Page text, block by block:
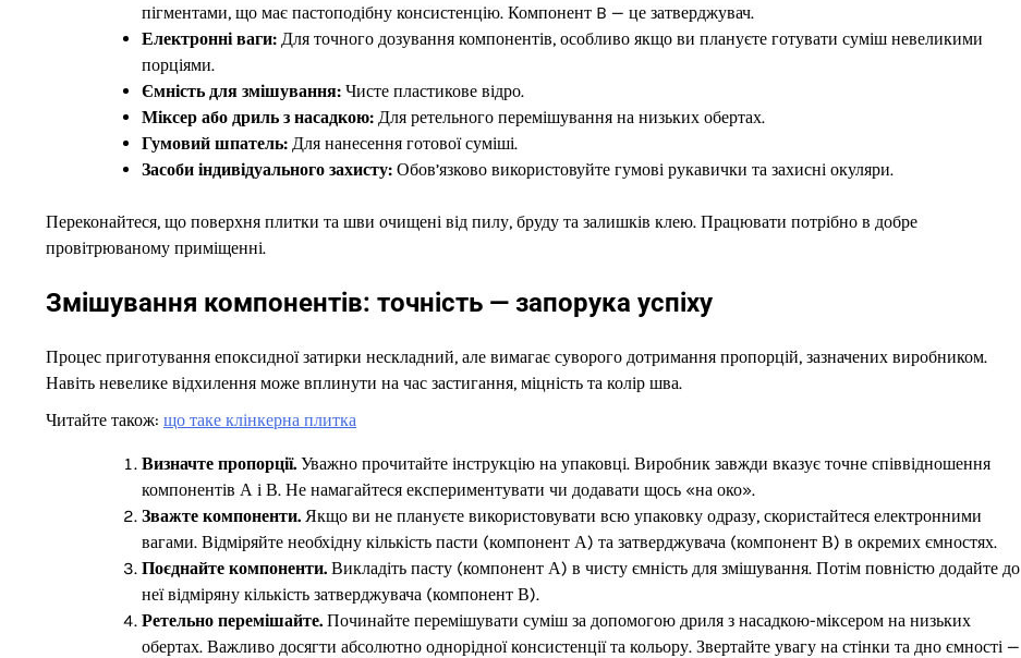
пігментами, що має пастоподібну консистенцію. Компонент B — це затверджувач.
Електронні ваги: Для точного дозування компонентів, особливо якщо ви плануєте готувати суміш невеликими
порціями.
Ємність для змішування: Чисте пластикове відро.
Міксер або дриль з насадкою: Для ретельного перемішування на низьких обертах.
Гумовий шпатель: Для нанесення готової суміші.
Засоби індивідуального захисту: Обов’язково використовуйте гумові рукавички та захисні окуляри.
Переконайтеся, що поверхня плитки та шви очищені від пилу, бруду та залишків клею. Працювати потрібно в добре
провітрюваному приміщенні.
Змішування компонентів: точність — запорука успіху
Процес приготування епоксидної затирки нескладний, але вимагає суворого дотримання пропорцій, зазначених виробником.
Навіть невелике відхилення може вплинути на час застигання, міцність та колір шва.
Читайте також: що таке клінкерна плитка
Визначте пропорції. Уважно прочитайте інструкцію на упаковці. Виробник завжди вказує точне співвідношення
компонентів А і В. Не намагайтеся експериментувати чи додавати щось «на око».
Зважте компоненти. Якщо ви не плануєте використовувати всю упаковку одразу, скористайтеся електронними
вагами. Відміряйте необхідну кількість пасти (компонент А) та затверджувача (компонент В) в окремих ємностях.
Поєднайте компоненти. Викладіть пасту (компонент А) в чисту ємність для змішування. Потім повністю додайте до
неї відміряну кількість затверджувача (компонент В).
Ретельно перемішайте. Починайте перемішувати суміш за допомогою дриля з насадкою-міксером на низьких
обертах. Важливо досягти абсолютно однорідної консистенції та кольору. Звертайте увагу на стінки та дно ємності —